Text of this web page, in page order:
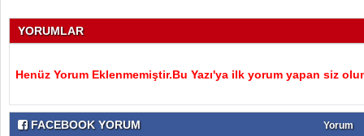
YORUMLAR
Henüz Yorum Eklenmemiştir.Bu Yazı'ya ilk yorum yapan siz
FACEBOOK YORUM Yorum